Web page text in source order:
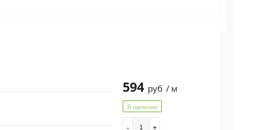
594 руб / м
В наличии